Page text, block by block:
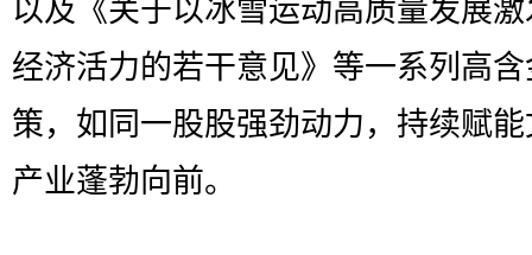
以及《关于以冰雪运动高质量发展
经济活力的若干意见》等一系列高
策，如同一股股强劲动力，持续赋
产业蓬勃向前。